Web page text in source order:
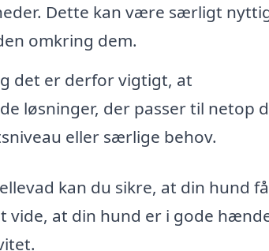
Dette kan være særligt
omkring dem.
det er derfor vigtigt, at
løsninger, der passer til netop
eller særlige behov.
kan du sikre, at din hund
vide, at din hund er i gode